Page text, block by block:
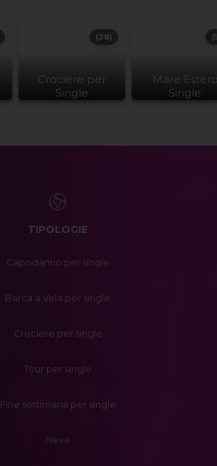
Crociere per
Single
(28)
Mare
Single
TIPOLOGIE
Capodanno per single
Barca a Vela per single
Crociere per single
Tour per single
Fine settimana per single
Neve